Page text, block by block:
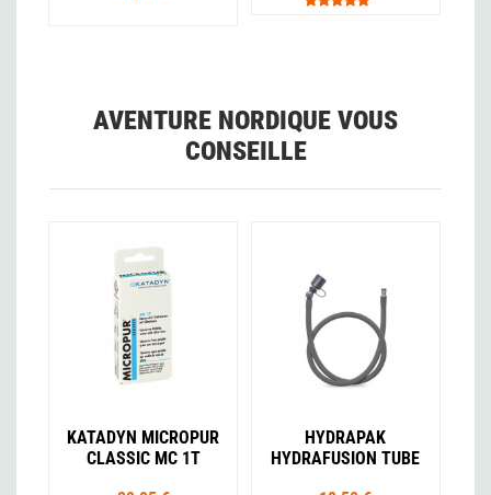
AVENTURE NORDIQUE VOUS
CONSEILLE
KATADYN MICROPUR
CLASSIC MC 1T
HYDRAPAK
HYDRAFUSION TUBE